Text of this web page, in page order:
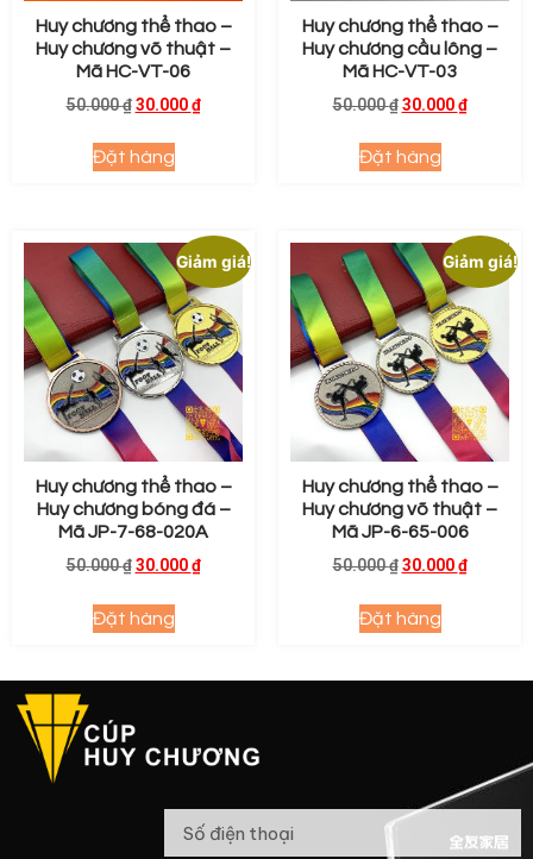
Huy chương thể thao –
Huy chương võ thuật –
Mã HC-VT-06
50.000₫ 30.000₫
Đặt hàng
Huy chương thể thao –
Huy chương cầu lông –
Mã HC-VT-03
50.000₫ 30.000₫
Đặt hàng
Giảm giá!
Huy chương thể thao –
Huy chương bóng đá –
Mã JP-7-68-020A
50.000₫ 30.000₫
Đặt hàng
Giảm giá!
Huy chương thể thao –
Huy chương võ thuật –
Mã JP-6-65-006
50.000₫ 30.000₫
Đặt hàng